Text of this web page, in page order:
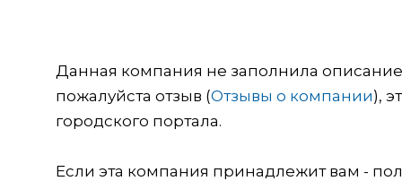
Данная компания не заполнила описание
пожалуйста отзыв (Отзывы о компании),
городского портала.
Если эта компания принадлежит вам -